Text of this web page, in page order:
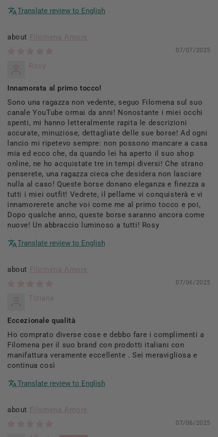
Translate review to English
Filomena Amore
07/07/2025
Rosy
Innamorata al primo tocco!
Sono una ragazza non vedente, seguo Filomena sul suo
canale YouTube ormai da anni! Nonostante i miei occhi
spenti, mi hanno letteralmente rapita le descrizioni
accurate, minuziose, dettagliate delle sue borse! Ad ogni
lancio mi ripetevo sempre: non possono mancare a casa
mia ed ecco che, da quando lei ha aperto il suo shop
online, ne ho acquistate tre in tempi diversi! Che strano
penserete, una ragazza cieca che desidera non lasciare
nulla al caso! Queste borse donano eleganza e finezza a
tutti i miei outfit! Vedrete, il pellame vi conquisterà e vi
innamorerete anche voi come me al primo tocco e poi,
Dopo qualche anno, queste borse saranno ancora come
nuove! Un abbraccio luminoso a tutti! Rosy
Translate review to English
Filomena Amore
07/06/2025
Tiziana
Eccezionale qualità
Ho comprato diverse cose e debbo fare i complimenti a
Filomena per il suo brand con prodotti italiani con
manifattura veramente eccellente . Sei meravigliosa e
continua così
Translate review to English
Filomena Amore
07/06/2025